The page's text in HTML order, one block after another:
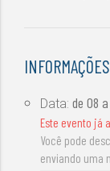
INFORMAÇÕES
Data:de08
Este evento já
Você pode
enviando uma